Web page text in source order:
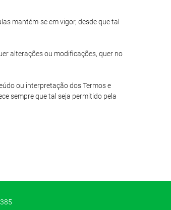
mantém-se em vigor, desde que tal
alterações ou modificações, quer no
ou interpretação dos Termos e
sempre que tal seja permitido pela